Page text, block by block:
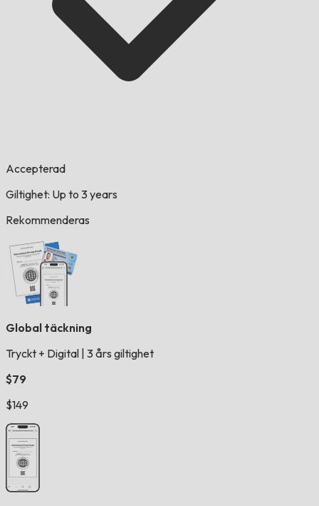
Accepterad
Giltighet: Up to 3 years
Rekommenderas
Global täckning
Tryckt + Digital 3 års giltighet
$79
$149